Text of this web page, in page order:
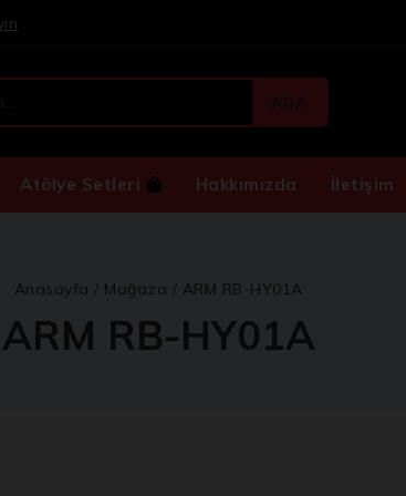
ARA
Atölye Setleri Hakkımızda İletişim
Anasayfa / Mağaza / ARM RB-HY01A
ARM RB-HY01A